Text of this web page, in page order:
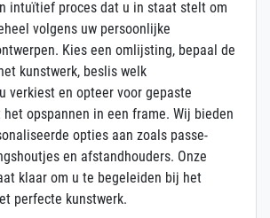
intuïtief proces dat u in staat stelt om
volgens uw persoonlijke
Kies een omlijsting, bepaal de
kunstwerk, beslis welk
verkiest en opteer voor gepaste
opspannen in een frame. Wij bieden
opties aan zoals passe-
en afstandhouders. Onze
klaar om u te begeleiden bij het
perfecte kunstwerk.